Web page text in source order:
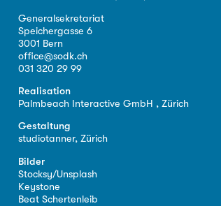
Generalsekretariat
Speichergasse 6
3001 Bern
office@sodk.ch
031 320 29 99
Realisation
Palmbeach Interactive GmbH , Zürich
Gestaltung
studiotanner, Zürich
Bilder
Stocksy/Unsplash
Keystone
Beat Schertenleib